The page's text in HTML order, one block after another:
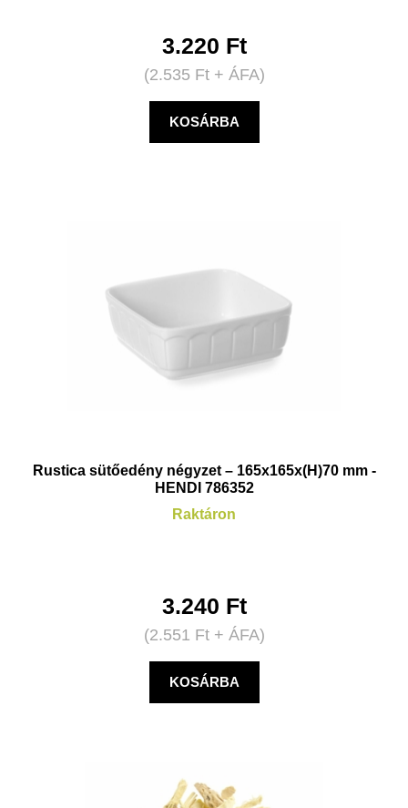
3.220 Ft
(2.535 Ft+ ÁFA)
KOSÁRBA
Rustica sütőedény négyzet – 165x165x(H)70 mm -
HENDI 786352
Raktáron
3.240 Ft
(2.551 Ft+ ÁFA)
KOSÁRBA